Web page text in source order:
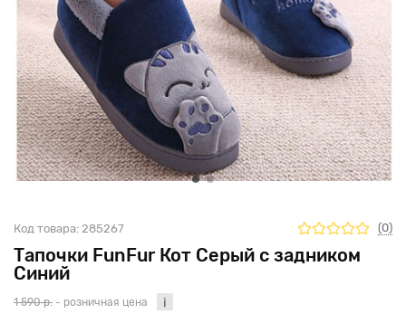
Тапочки FunFur Кот Серый с задником
Синий
Код товара: 285267 (0)
1 590 р. - розничная цена